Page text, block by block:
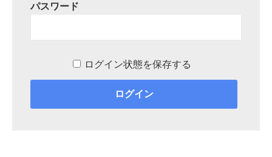
パスワード
ログイン状態を保存する